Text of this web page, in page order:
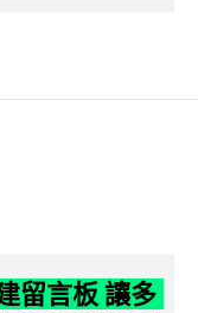
留言板 讓多